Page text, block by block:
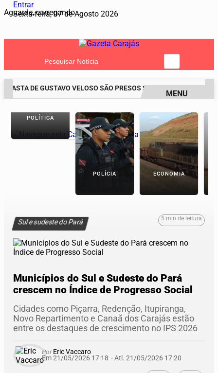
Aguarde, carregando...
Entrar
Sexta-feira, 07 de Agosto 2026
Pesquisar Notícia
DE GUSTAVO VELOSO SÃO PRESOS SUSPEITOS DA MORTE
EM ALTA
MENU
POLÍTICA
POLÍCIA ECONOMIA
Sul e sudeste do Pará 5 min de leitura
Municípios do Sul e Sudeste do Pará
crescem no Índice de Progresso Social
Cidades como Piçarra, Redenção, Itupiranga,
Novo Repartimento e Canaã dos Carajás estão
entre os destaques de crescimento no IPS 2026
PorEric Vaccaro
Em 21/05/2026 17:18 - Atl. 21/05/2026 17:20